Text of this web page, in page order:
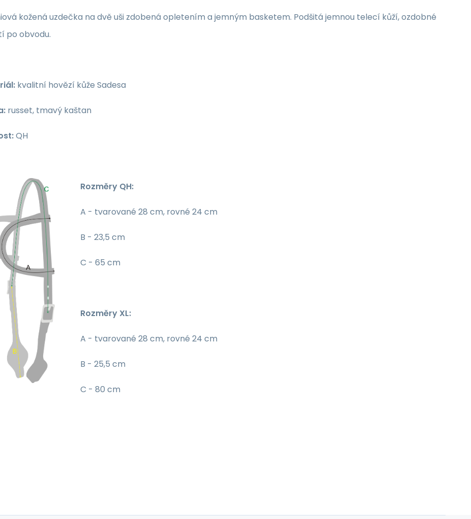
kožená uzdečka na dvě uši zdobená opletením a jemným basketem. Podšitá jemnou telecí kůží, ozdobné
po obvodu.
kvalitní hovězí kůže Sadesa
russet, tmavý kaštan
QH
Rozměry QH:
A - tvarované 28 cm, rovné 24 cm
B - 23,5 cm
C - 65 cm
Rozměry XL:
A - tvarované 28 cm, rovné 24 cm
B - 25,5 cm
C - 80 cm